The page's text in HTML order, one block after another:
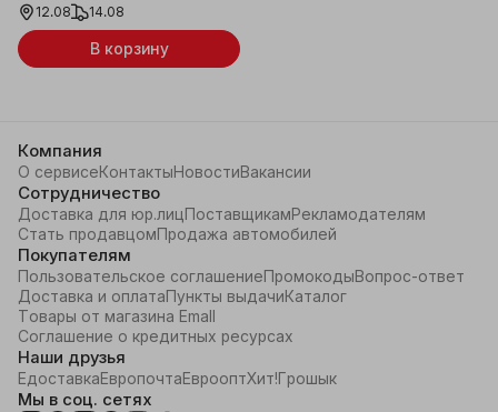
12.08
14.08
В корзину
Компания
О сервисеКонтактыНовостиВакансии
Сотрудничество
Доставка для юр.лицПоставщикамРекламодателям
Стать продавцомПродажа автомобилей
Покупателям
Пользовательское соглашениеПромокодыВопрос-ответ
Доставка и оплатаПункты выдачиКаталог
Товары от магазина Emall
Соглашение о кредитных ресурсах
Наши друзья
ЕдоставкаЕвропочтаЕврооптХит!Грошык
Мы в соц. сетях